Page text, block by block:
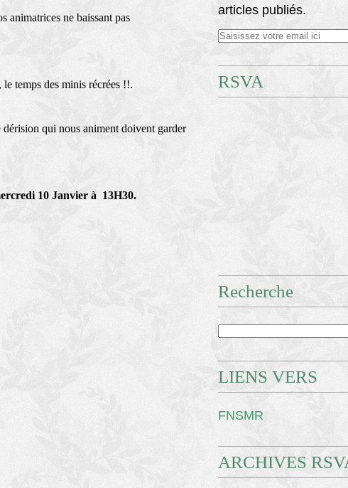
animatrices ne baissant pas
temps des minis récrées !!.
qui nous animent doivent garder
10 Janvier à 13H30.
articles publiés.
RSVA
Recherche
LIENS VERS
FNSMR
ARCHIVES